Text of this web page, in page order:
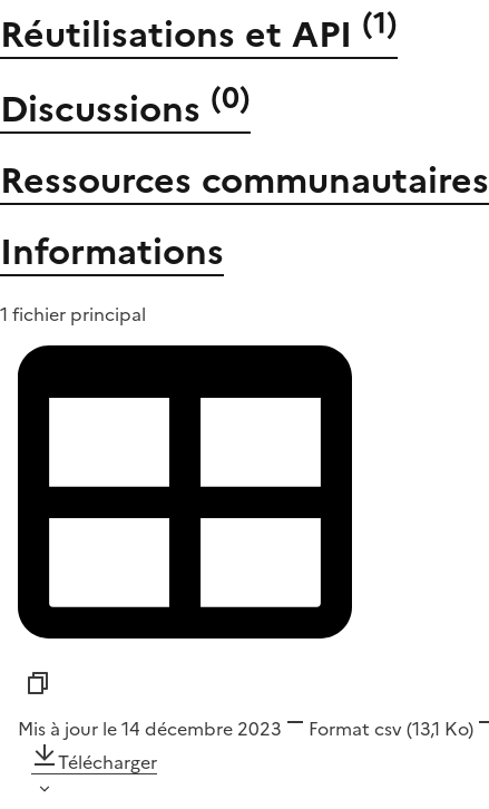
Réutilisations et API (1)
Discussions (0)
Ressources communautaires
Informations
1 fichier principal
Mis à jour le 14 décembre 2023 Format csv(13,1 Ko)
Télécharger